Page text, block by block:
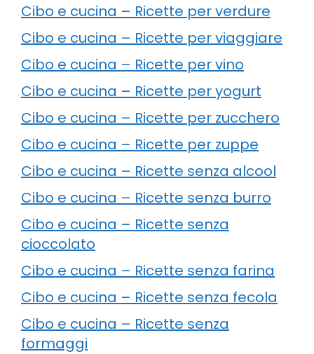
Cibo e cucina – Ricette per verdure
Cibo e cucina – Ricette per viaggiare
Cibo e cucina – Ricette per vino
Cibo e cucina – Ricette per yogurt
Cibo e cucina – Ricette per zucchero
Cibo e cucina – Ricette per zuppe
Cibo e cucina – Ricette senza alcool
Cibo e cucina – Ricette senza burro
Cibo e cucina – Ricette senza
cioccolato
Cibo e cucina – Ricette senza farina
Cibo e cucina – Ricette senza fecola
Cibo e cucina – Ricette senza
formaggi